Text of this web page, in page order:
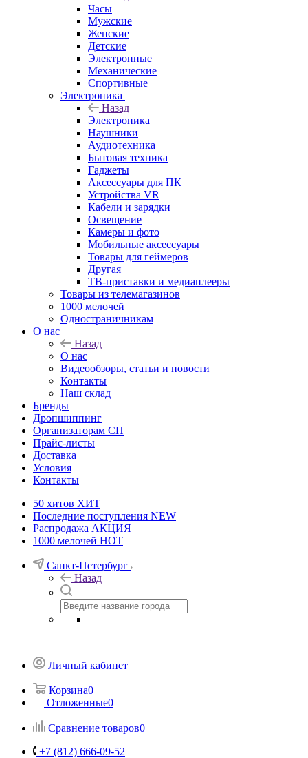
Часы
Мужские
Женские
Детские
Электронные
Механические
Спортивные
Электроника
Назад
Электроника
Наушники
Аудиотехника
Бытовая техника
Гаджеты
Аксессуары для ПК
Устройства VR
Кабели и зарядки
Освещение
Камеры и фото
Мобильные аксессуары
Товары для геймеров
Другая
ТВ-приставки и медиаплееры
Товары из телемагазинов
1000 мелочей
Одностраничникам
О нас
Назад
О нас
Видеообзоры, статьи и новости
Контакты
Наш склад
Бренды
Дропшиппинг
Организаторам СП
Прайс-листы
Доставка
Условия
Контакты
50 хитов ХИТ
Последние поступления NEW
Распродажа АКЦИЯ
1000 мелочей HOT
Санкт-Петербург
Назад
Личный кабинет
Корзина0
Отложенные0
Сравнение товаров0
+7 (812) 666-09-52